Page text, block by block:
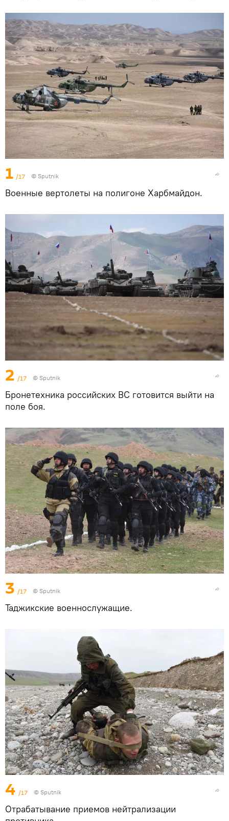
1 /17 © Sputnik
Военные вертолеты на полигоне Харбмайдон.
2 /17 © Sputnik
Бронетехника российских ВС готовится выйти на
поле боя.
3 /17 © Sputnik
Таджикские военнослужащие.
4 /17 © Sputnik
Отрабатывание приемов нейтрализации